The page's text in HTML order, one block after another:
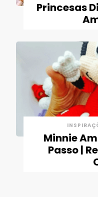
Princesas
Minnie
Passo |